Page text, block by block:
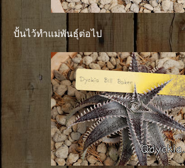
ปั้นไว้ทำแม่พันธุ์ต่อไป